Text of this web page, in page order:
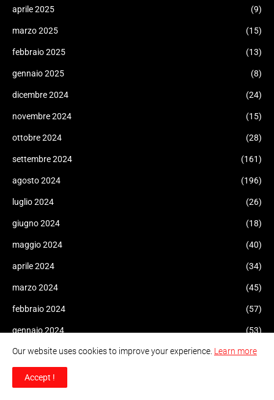
aprile 2025 (9)
marzo 2025 (15)
febbraio 2025 (13)
gennaio 2025 (8)
dicembre 2024 (24)
novembre 2024 (15)
ottobre 2024 (28)
settembre 2024 (161)
agosto 2024 (196)
luglio 2024 (26)
giugno 2024 (18)
maggio 2024 (40)
aprile 2024 (34)
marzo 2024 (45)
febbraio 2024 (57)
gennaio 2024 (53)
dicembre 2023 (47)
novembre 2023
Our website uses cookies to improve your experience. Learn more
Accept !